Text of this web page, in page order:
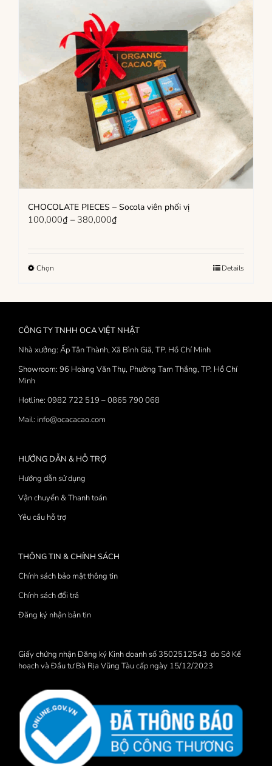
CHOCOLATE PIECES – Socola viên phối vị
100,000₫ – 380,000₫Khoảng
100,000₫
Chọn
biến
thể.
Các
tùy
có
được
trang
sản
phẩm
Details
CÔNG TY TNHH OCA VIỆT NHẬT
Nhà xưởng: Ấp Tân Thành, Xã Bình Giã, TP. Hồ Chí Minh
Showroom: 96 Hoàng Văn Thụ, Phường Tam Thắng, TP. Hồ Chí
Minh
Hotline: 0982 722 519 – 0865 790 068
Mail: info@ocacacao.com
HƯỚNG DẪN & HỖ TRỢ
Hướng dẫn sử dụng
Vận chuyển & Thanh toán
Yêu cầu hỗ trợ
THÔNG TIN & CHÍNH SÁCH
Chính sách bảo mật thông tin
Chính sách đổi trả
Đăng ký nhận bản tin
Giấy chứng nhận Đăng ký Kinh doanh số 3502512543 do Sở Kế
hoạch và Đầu tư Bà Rịa Vũng Tàu cấp ngày 15/12/2023